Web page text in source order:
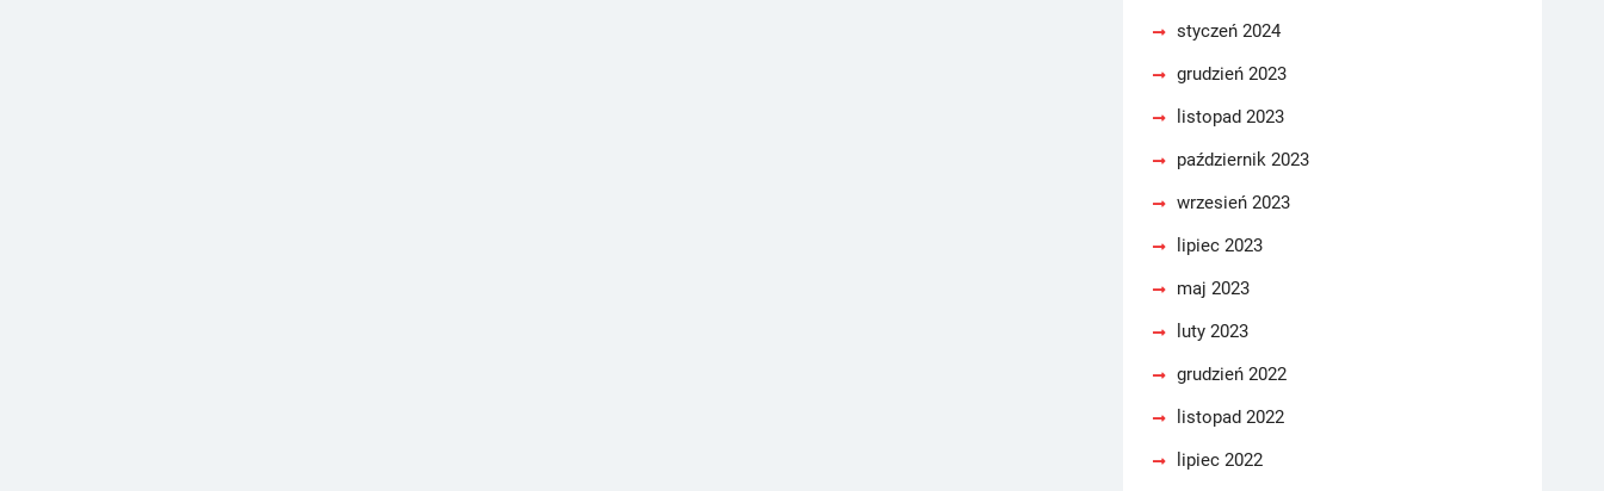
styczeń 2024
grudzień 2023
listopad 2023
październik 2023
wrzesień 2023
lipiec 2023
maj 2023
luty 2023
grudzień 2022
listopad 2022
lipiec 2022